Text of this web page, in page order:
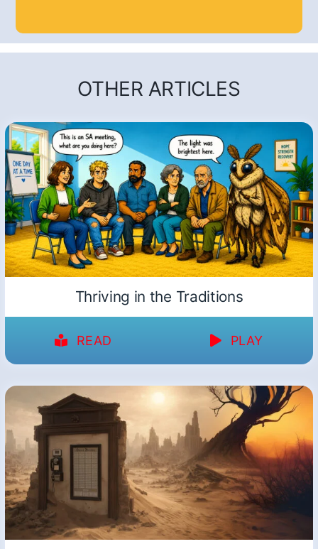
OTHER ARTICLES
Thriving in the Traditions
READ PLAY